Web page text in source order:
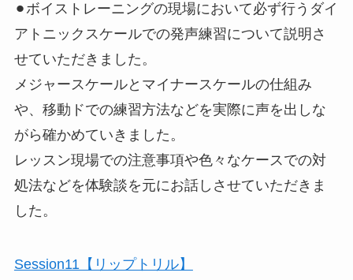
⚫︎ボイストレーニングの現場において必ず行うダイ
アトニックスケールでの発声練習について説明さ
せていただきました。
メジャースケールとマイナースケールの仕組み
や、移動ドでの練習方法などを実際に声を出しな
がら確かめていきました。
レッスン現場での注意事項や色々なケースでの対
処法などを体験談を元にお話しさせていただきま
した。
Session11【リップトリル】